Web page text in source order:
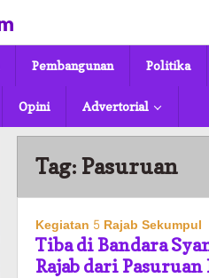
Pembangunan Politika
Opini Advertorial
Tag:Pasuruan
Kegiatan 5 Rajab Sekumpul
Tiba di Bandara
Rajab dari